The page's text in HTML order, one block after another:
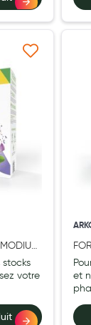
musculaires
anti tiques,
+ 10
stocks
votre
ma liste d’envie
et